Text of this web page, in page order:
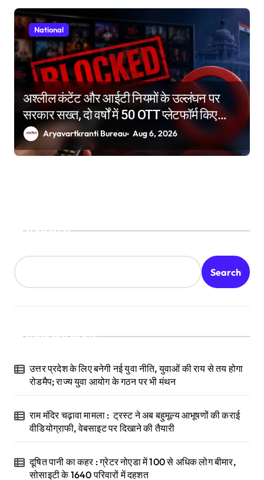
National
अश्लील कंटेंट और आईटी नियमों के उल्लंघन पर
सरकार सख्त, दो वर्षों में 50 OTT प्लेटफॉर्म किए
ब्लॉकAryavartkranti Bureau Aug 6, 2026
Search
Search
Recent Posts
उत्तर प्रदेश के लिए बनेगी नई युवा नीति, युवाओं की राय से तय होगा
रोडमैप; राज्य युवा आयोग के गठन पर भी मंथन
राम मंदिर चढ़ावा मामला : ट्रस्ट ने अब बहुमूल्य आभूषणों की कराई
वीडियोग्राफी, वेबसाइट पर दिखाने की तैयारी
दूषित पानी का कहर : ग्रेटर नोएडा में 100 से अधिक लोग बीमार,
सोसाइटी के 1640 परिवारों में दहशत